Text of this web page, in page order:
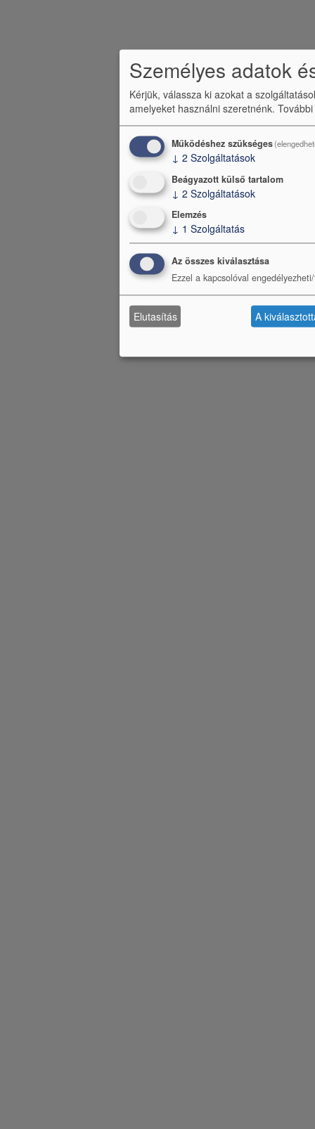
Személyes adatok
Kérjük, válassza ki azokat a
amelyeket használni szeretnénk.
Működéshez szükséges
↓ 2 Szolgáltatások
Beágyazott külső tartalom
↓ 2 Szolgáltatások
Elemzés
↓ 1 Szolgáltatás
Az összes kiválasztása
Ezzel a kapcsolóval
Elutasítás A